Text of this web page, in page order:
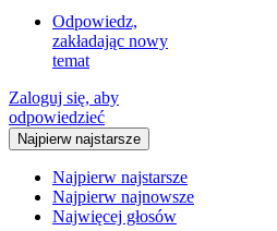
Odpowiedz,
zakładając nowy
temat
Zaloguj się, aby
odpowiedzieć
Najpierw najstarsze
Najpierw najstarsze
Najpierw najnowsze
Najwięcej głosów